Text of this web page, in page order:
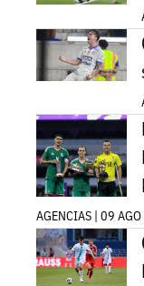
AGENCIAS | 09 AGO